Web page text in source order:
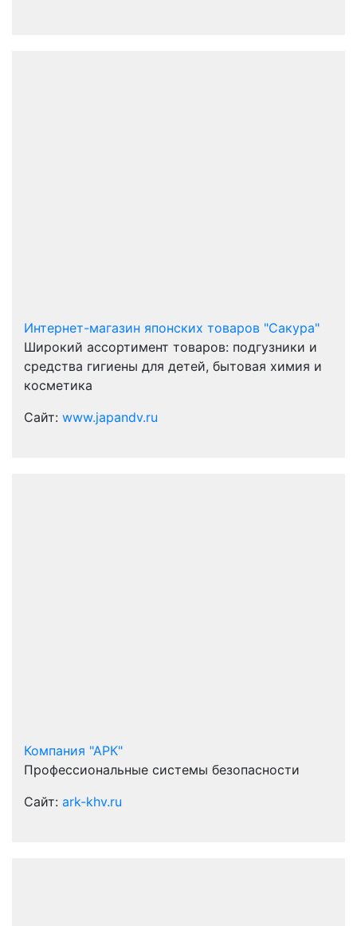
Интернет-магазин японских товаров "Сакура"
Широкий ассортимент товаров: подгузники и
средства гигиены для детей, бытовая химия и
косметика
Сайт: www.japandv.ru
Компания "АРК"
Профессиональные системы безопасности
Сайт: ark-khv.ru